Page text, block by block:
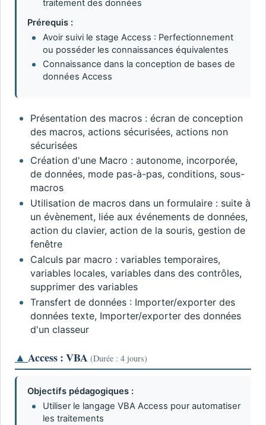
traitement des données
Prérequis :
Avoir suivi le stage Access : Perfectionnement
ou posséder les connaissances équivalentes
Connaissance dans la conception de bases de
données Access
Présentation des macros : écran de conception
des macros, actions sécurisées, actions non
sécurisées
Création d'une Macro : autonome, incorporée,
de données, mode pas-à-pas, conditions, sous-
macros
Utilisation de macros dans un formulaire : suite à
un évènement, liée aux événements de données,
action du clavier, action de la souris, gestion de
fenêtre
Calculs par macro : variables temporaires,
variables locales, variables dans des contrôles,
supprimer des variables
Transfert de données : Importer/exporter des
données texte, Importer/exporter des données
d'un classeur
▲ Access : VBA (Durée : 4 jours)
Objectifs pédagogiques :
Utiliser le langage VBA Access pour automatiser
les traitements